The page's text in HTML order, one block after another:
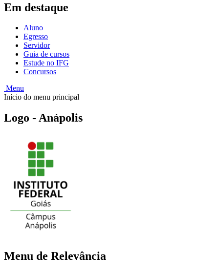
Em destaque
Aluno
Egresso
Servidor
Guia de cursos
Estude no IFG
Concursos
Menu
Início do menu principal
Logo - Anápolis
Menu de Relevância